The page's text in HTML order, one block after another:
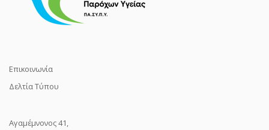
Επικοινωνία
Δελτία Τύπου
Αγαμέμνονος 41,